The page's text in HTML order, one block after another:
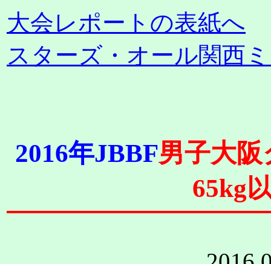
大会レポートの表紙へ
スターズ・オール関西
2016年JBBF男子大
65kg